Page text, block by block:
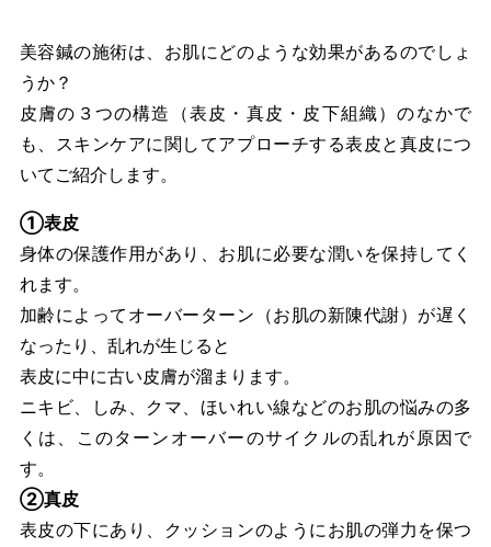
美容鍼の施術は、お肌にどのような効果があるのでしょ
うか？
皮膚の３つの構造（表皮・真皮・皮下組織）のなかで
も、スキンケアに関してアプローチする表皮と真皮につ
いてご紹介します。
①表皮
身体の保護作用があり、お肌に必要な潤いを保持してく
れます。
加齢によってオーバーターン（お肌の新陳代謝）が遅く
なったり、乱れが生じると
表皮に中に古い皮膚が溜まります。
ニキビ、しみ、クマ、ほいれい線などのお肌の悩みの多
くは、このターンオーバーのサイクルの乱れが原因で
す。
②真皮
表皮の下にあり、クッションのようにお肌の弾力を保つ